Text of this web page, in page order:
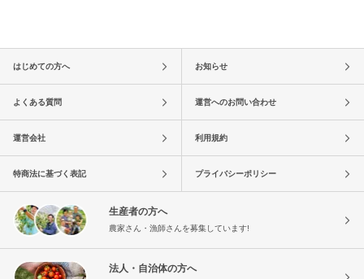
はじめての方へ お知らせ
よくある質問 運営へのお問い合わせ
運営会社 利用規約
特商法に基づく表記 プライバシーポリシー
生産者の方へ
農家さん・漁師さんを募集しています!
法人・自治体の方へ